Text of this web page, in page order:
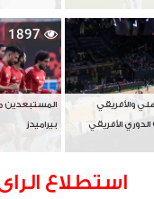
والأفريقي
الأفريقي
1897
المستبعدين
بيراميدز
استطلاع